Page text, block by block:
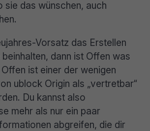
sie das wünschen, auch
Vorsatz das Erstellen
dann ist Offen was
ist einer der wenigen
ublock Origin als „vertretbar“
Du kannst also
mehr als nur ein paar
abgreifen, die dir